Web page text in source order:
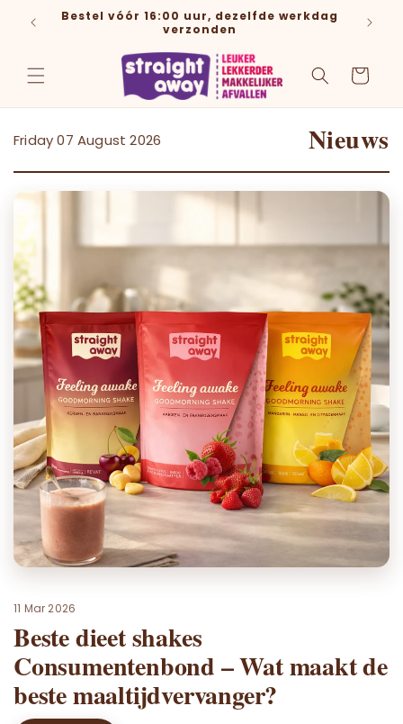
naar de content
Bestel vóór 16:00 uur, dezelfde werkdag
verzonden
Winkelwagen
Friday 07 August 2026 Nieuws
11 Mar 2026
Beste dieet shakes
Consumentenbond – Wat maakt de
beste maaltijdvervanger?